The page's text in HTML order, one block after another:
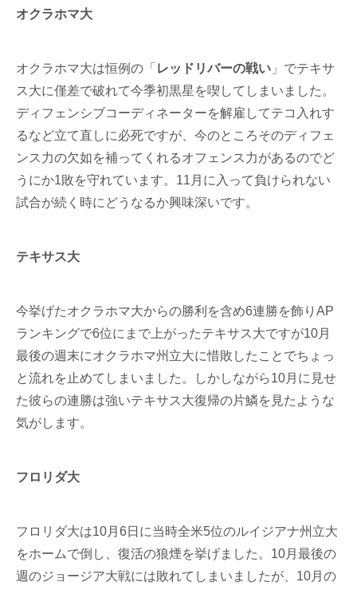
オクラホマ大
オクラホマ大は恒例の「 レッドリバーの戦い 」でテキサ
ス大に僅差で破れて今季初黒星を喫してしまいました。
ディフェンシブコーディネーターを解雇してテコ入れす
るなど立て直しに必死ですが、今のところそのディフェ
ンス力の欠如を補ってくれるオフェンス力があるのでど
うにか1敗を守れています。11月に入って負けられない
試合が続く時にどうなるか興味深いです。
テキサス大
今挙げたオクラホマ大からの勝利を含め6連勝を飾りAP
ランキングで6位にまで上がったテキサス大ですが10月
最後の週末にオクラホマ州立大に惜敗したことでちょっ
と流れを止めてしまいました。しかしながら10月に見せ
た彼らの連勝は強いテキサス大復帰の片鱗を見たような
気がします。
フロリダ大
フロリダ大は10月6日に当時全米5位のルイジアナ州立大
をホームで倒し、復活の狼煙を挙げました。10月最後の
週のジョージア大戦には敗れてしまいましたが、10月の